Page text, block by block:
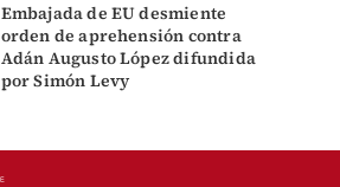
Embajada de EU desmiente
orden de aprehensión contra
Adán Augusto López difundida
por Simón Levy